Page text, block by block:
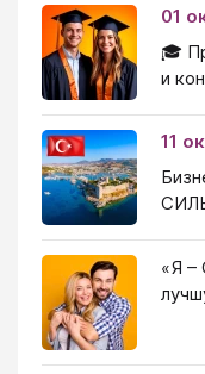
01
🎓
и
11
«Я –